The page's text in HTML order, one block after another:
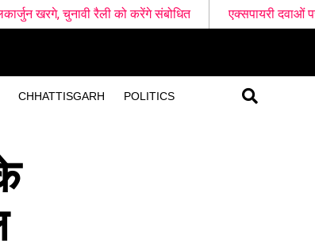
CHHATTISGARH POLITICS
को करेंगे संबोधित एक्सपायरी दवाओं पर प्रशासन की बड़ी